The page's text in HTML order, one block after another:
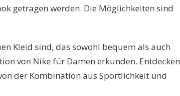
getragen werden. Die Möglichkeiten sind
Kleid sind, das sowohl bequem als auch
von Nike für Damen erkunden. Entdecken
der Kombination aus Sportlichkeit und